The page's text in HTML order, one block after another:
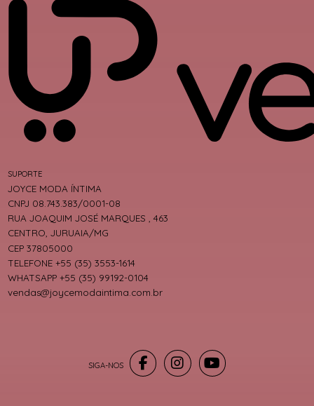
SUPORTE
JOYCE MODA ÍNTIMA
CNPJ 08.743.383/0001-08
RUA JOAQUIM JOSÉ MARQUES , 463
CENTRO, JURUAIA/MG
CEP 37805000
TELEFONE +55 (35) 3553-1614
WHATSAPP +55 (35) 99192-0104
vendas@joycemodaintima.com.br